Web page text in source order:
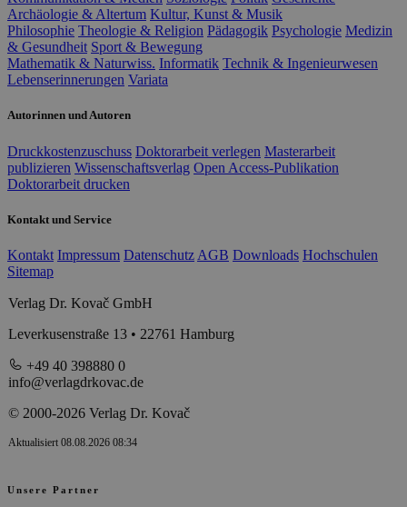
Archäologie & Altertum Kultur, Kunst & Musik
Philosophie Theologie & Religion Pädagogik Psychologie Medizin
& Gesundheit Sport & Bewegung
Mathematik & Naturwiss. Informatik Technik & Ingenieurwesen
Lebenserinnerungen Variata
Autorinnen und Autoren
Druckkostenzuschuss Doktorarbeit verlegen Masterarbeit
publizieren Wissenschaftsverlag Open Access-Publikation
Doktorarbeit drucken
Kontakt und Service
Kontakt Impressum Datenschutz AGB Downloads Hochschulen
Sitemap
Verlag Dr. Kovač GmbH
Leverkusenstraße 13 • 22761 Hamburg
+49 40 398880 0
info@verlagdrkovac.de
© 2000-2026 Verlag Dr. Kovač
Aktualisiert 08.08.2026 08:34
Unsere Partner